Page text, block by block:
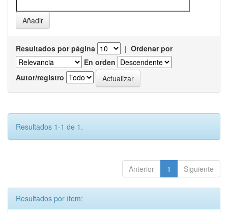
Resultados por página | Ordenar por
En orden
Autor/registro
Resultados 1-1 de 1.
Anterior 1 Siguiente
Resultados por ítem: